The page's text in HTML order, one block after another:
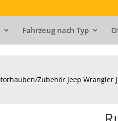
Fahrzeug nach Typ
Zubehör Jeep Wrangler